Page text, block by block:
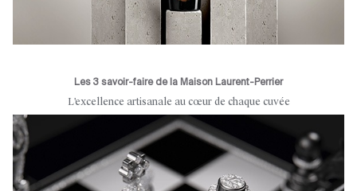
Les 3 savoir-faire de la Maison Laurent-Perrier
L'excellence artisanale au cœur de chaque cuvée